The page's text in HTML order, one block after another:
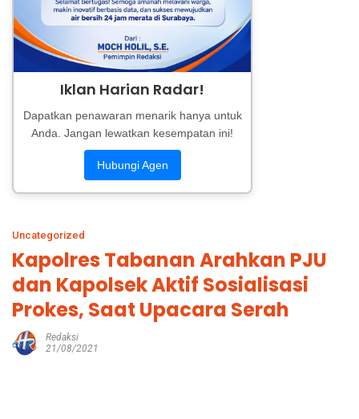
Iklan Harian Radar!
Dapatkan penawaran menarik hanya untuk
Anda. Jangan lewatkan kesempatan ini!
Hubungi Agen
Uncategorized
Kapolres Tabanan Arahkan PJU
dan Kapolsek Aktif Sosialisasi
Prokes, Saat Upacara Serah
Redaksi
21/08/2021